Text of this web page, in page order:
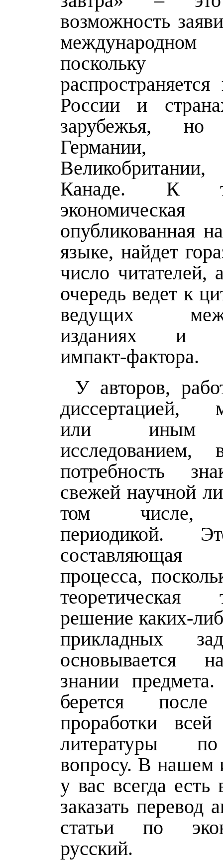
возможность
поскольку
России и
зарубежья,
Германии,
Канаде. К
опубликованная
языке, найдет
число читателей,
очередь ведет к
ведущих
изданиях и
импакт-фактора.
У авторов,
диссертацией,
или иным
исследованием,
потребность
свежей научной
том числе,
периодикой.
процесса,
решение каких-
прикладных
основывается
знании
берется после
проработки
литературы
вопросу. В нашем
у вас всегда есть
заказать перевод
статьи по
русский.